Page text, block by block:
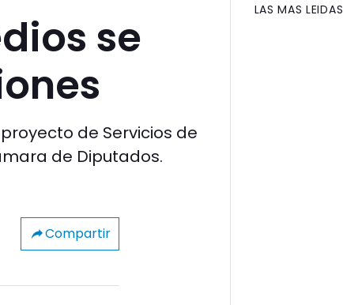
se
de Servicios de
de Diputados.
Compartir
LAS MAS LEIDAS